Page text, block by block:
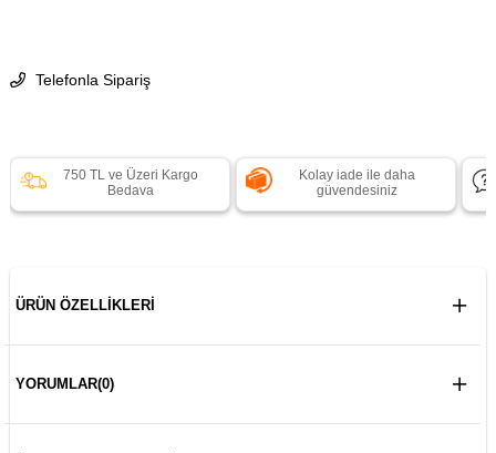
Telefonla Sipariş
750 TL ve Üzeri Kargo
Bedava
Kolay iade ile daha
güvendesiniz
ÜRÜN ÖZELLIKLERI
YORUMLAR(0)